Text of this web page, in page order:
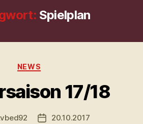
92
e. Spielplan
Kategorien
NEWS
17/18
Veröffentlichungsdatum
20.10.2017